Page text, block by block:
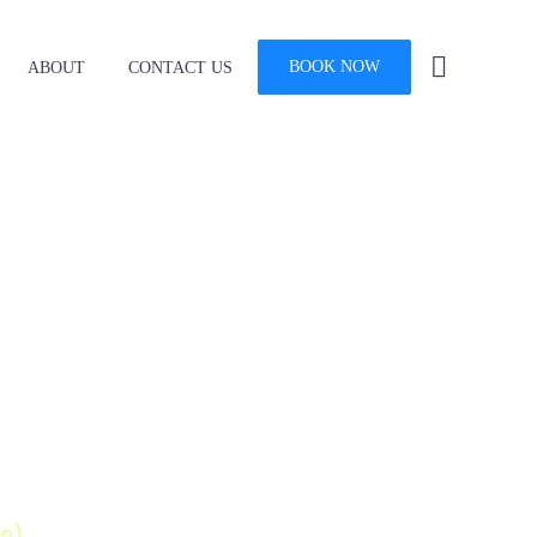
ABOUT CONTACT US BOOK NOW